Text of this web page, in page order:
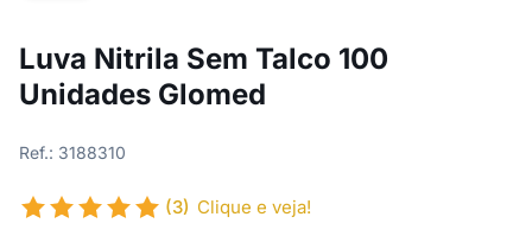
Luva Nitrila Sem Talco 100
Unidades Glomed
Ref.: 3188310
(3) Clique e veja!